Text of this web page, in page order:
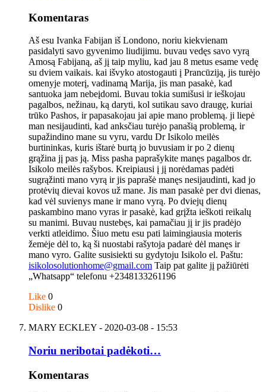
Komentaras
Aš esu Ivanka Fabijan iš Londono, noriu kiekvienam
pasidalyti savo gyvenimo liudijimu. buvau vedęs savo vyrą
Amosą Fabijaną, aš jį taip myliu, kad jau 8 metus esame vedę
su dviem vaikais. kai išvyko atostogauti į Prancūziją, jis turėjo
omenyje moterį, vadinamą Marija, jis man pasakė, kad
santuoka jam nebeįdomi. Buvau tokia sumišusi ir ieškojau
pagalbos, nežinau, ką daryti, kol sutikau savo draugę, kuriai
trūko Pashos, ir papasakojau jai apie mano problemą. ji liepė
man nesijaudinti, kad anksčiau turėjo panašią problemą, ir
supažindino mane su vyru, vardu Dr Isikolo meilės
burtininkas, kuris ištarė burtą jo buvusiam ir po 2 dienų
grąžina jį pas ją. Miss pasha paprašykite manęs pagalbos dr.
Isikolo meilės rašybos. Kreipiausi į jį norėdamas padėti
sugrąžinti mano vyrą ir jis paprašė manęs nesijaudinti, kad jo
protėvių dievai kovos už mane. Jis man pasakė per dvi dienas,
kad vėl suvienys mane ir mano vyrą. Po dviejų dienų
paskambino mano vyras ir pasakė, kad grįžta ieškoti reikalų
su manimi. Buvau nustebęs, kai pamačiau jį ir jis pradėjo
verkti atleidimo. Šiuo metu esu pati laimingiausia moteris
žemėje dėl to, ką ši nuostabi rašytoja padarė dėl manęs ir
mano vyro. Galite susisiekti su gydytoju Isikolo el. Paštu:
isikolosolutionhome@gmail.com Taip pat galite jį pažiūrėti
„Whatsapp“ telefonu +2348133261196
Like 0
Dislike 0
MARY ECKLEY - 2020-03-08 - 15:53
Noriu neribotai padėkoti…
Komentaras